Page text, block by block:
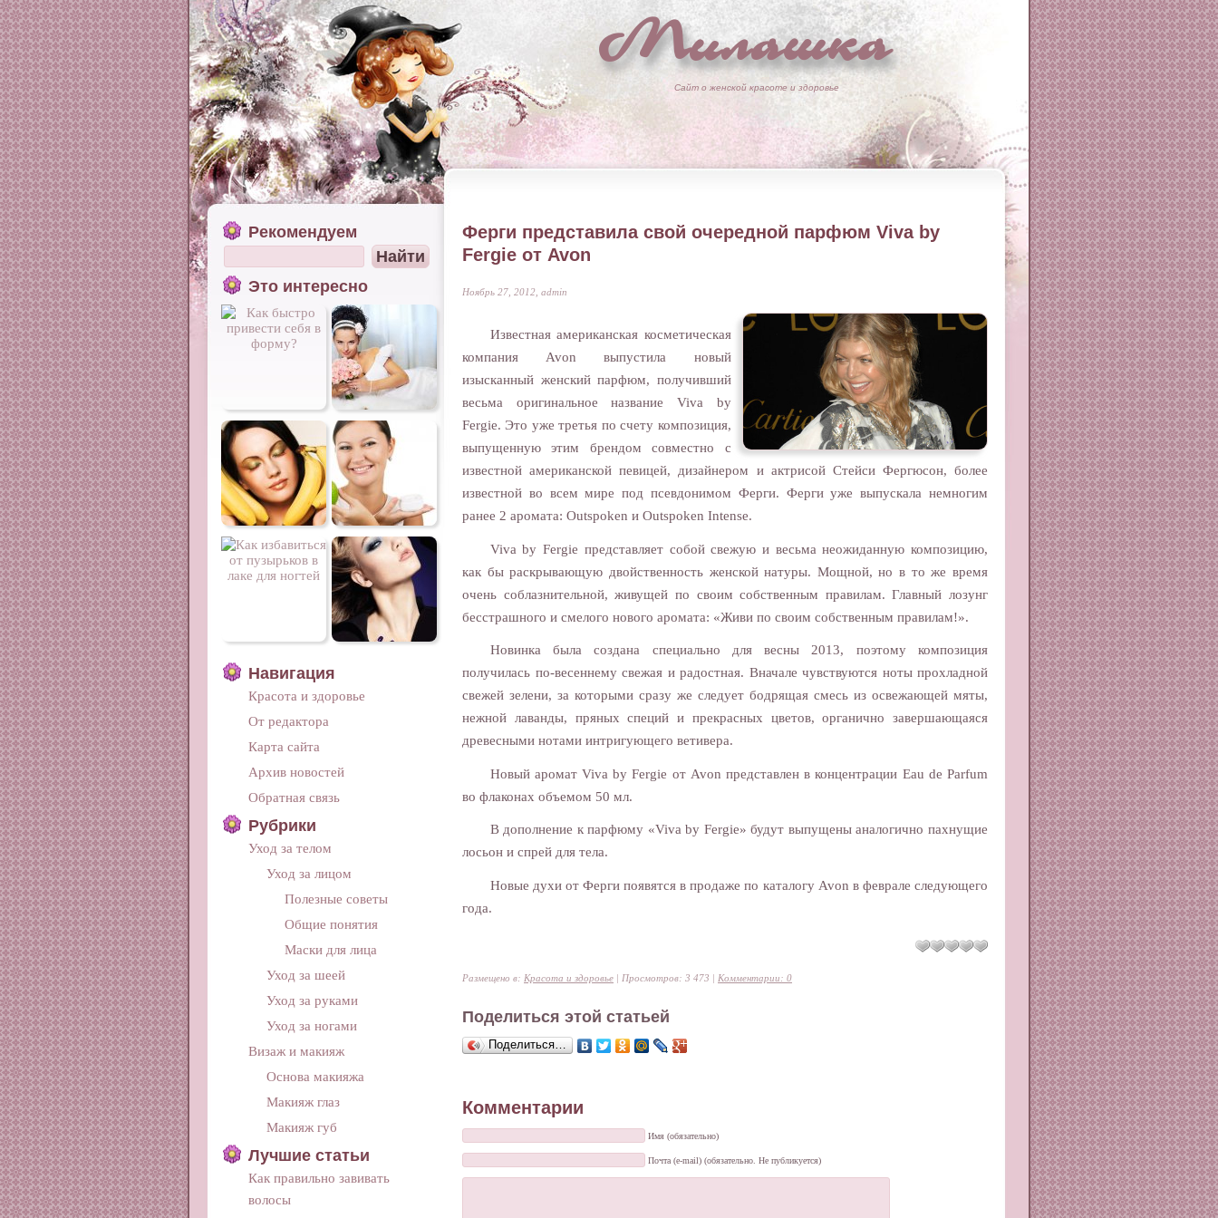
Милашка
Сайт о женской красоте и здоровье
Ферги представила свой очередной парфюм Viva by
Fergie от Avon
Ноябрь 27, 2012, admin
Известная американская косметическая
компания Avon выпустила новый
изысканный женский парфюм, получивший
весьма оригинальное название Viva by
Fergie. Это уже третья по счету композиция,
выпущенную этим брендом совместно с
известной американской певицей, дизайнером и актрисой Стейси Фергюсон, более
известной во всем мире под псевдонимом Ферги. Ферги уже выпускала немногим
ранее 2 аромата: Outspoken и Outspoken Intense.
Viva by Fergie представляет собой свежую и весьма неожиданную композицию,
как бы раскрывающую двойственность женской натуры. Мощной, но в то же время
очень соблазнительной, живущей по своим собственным правилам. Главный лозунг
бесстрашного и смелого нового аромата: «Живи по своим собственным правилам!».
Новинка была создана специально для весны 2013, поэтому композиция
получилась по-весеннему свежая и радостная. Вначале чувствуются ноты прохладной
свежей зелени, за которыми сразу же следует бодрящая смесь из освежающей мяты,
нежной лаванды, пряных специй и прекрасных цветов, органично завершающаяся
древесными нотами интригующего ветивера.
Новый аромат Viva by Fergie от Avon представлен в концентрации Eau de Parfum
во флаконах объемом 50 мл.
В дополнение к парфюму «Viva by Fergie» будут выпущены аналогично пахнущие
лосьон и спрей для тела.
Новые духи от Ферги появятся в продаже по каталогу Avon в феврале следующего
года.
Размещено в: Красота и здоровье | Просмотров: 3 473 | Комментарии: 0
Поделиться этой статьей
Поделиться…
Комментарии
Имя (обязательно)
Почта (e-mail) (обязательно. Не публикуется)
Рекомендуем
Это интересно
Навигация
Красота и здоровье
От редактора
Карта сайта
Архив новостей
Обратная связь
Рубрики
Уход за телом
Уход за лицом
Полезные советы
Общие понятия
Маски для лица
Уход за шеей
Уход за руками
Уход за ногами
Визаж и макияж
Основа макияжа
Макияж глаз
Макияж губ
Лучшие статьи
Как правильно завивать
волосы